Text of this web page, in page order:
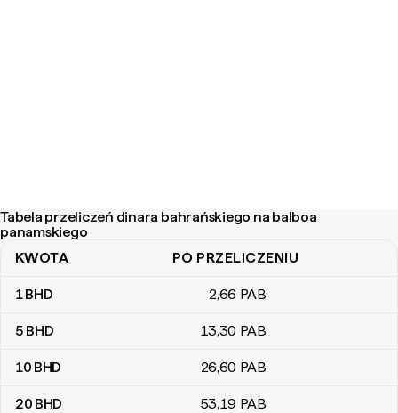
Tabela przeliczeń dinara bahrańskiego na balboa
panamskiego
Tabela przeliczeń dinara bahrańskiego na balboa panamskiego
KWOTA PO PRZELICZENIU
1BHD 2,66 PAB
5 BHD 13,30 PAB
10 BHD 26,60 PAB
20 BHD 53,19 PAB